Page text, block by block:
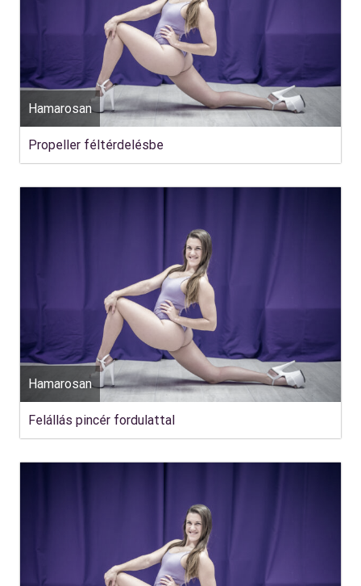
Hamarosan
Propeller féltérdelésbe
Hamarosan
Felállás pincér fordulattal